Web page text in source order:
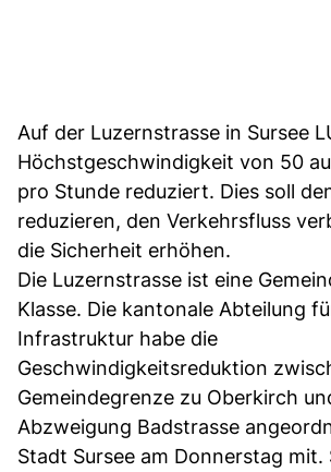
Auf der Luzernstrasse in Sursee
Höchstgeschwindigkeit von 50
pro Stunde reduziert. Dies soll
reduzieren, den Verkehrsfluss
die Sicherheit erhöhen.
Die Luzernstrasse ist eine
Klasse. Die kantonale Abteilung
Infrastruktur habe die
Geschwindigkeitsreduktion
Gemeindegrenze zu Oberkirch
Abzweigung Badstrasse
Stadt Sursee am Donnerstag mit.